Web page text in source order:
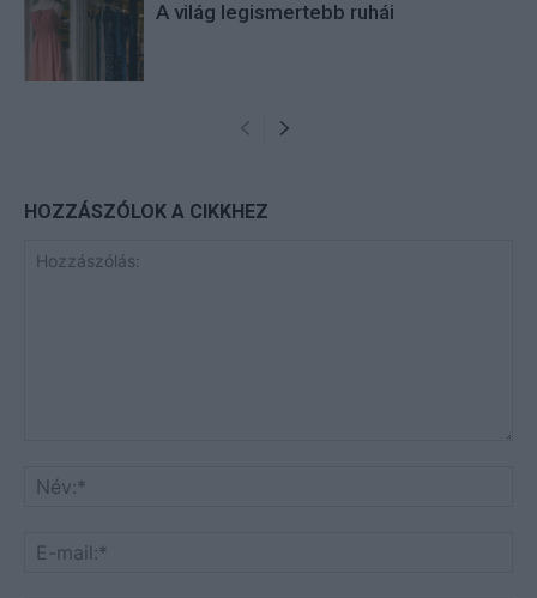
A világ legismertebb ruhái
HOZZÁSZÓLOK A CIKKHEZ